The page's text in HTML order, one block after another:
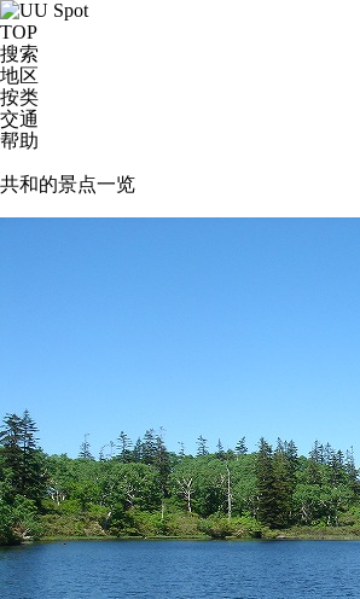
TOP
搜索
地区
按类
交通
帮助
共和的景点一览